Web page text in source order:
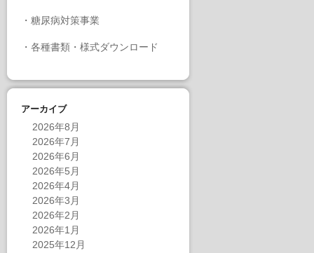
・ 糖尿病対策事業
・ 各種書類・様式ダウンロード
アーカイブ
2026年8月
2026年7月
2026年6月
2026年5月
2026年4月
2026年3月
2026年2月
2026年1月
2025年12月